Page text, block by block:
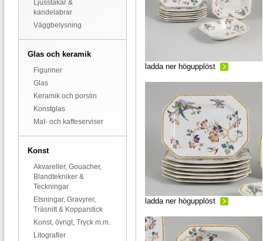
Ljusstakar &
kandelabrar
Väggbelysning
Glas och keramik
Figuriner
Glas
Keramik och porslin
Konstglas
Mat- och kaffeserviser
Konst
Akvareller, Gouacher,
Blandtekniker &
Teckningar
Etsningar, Gravyrer,
Träsnitt & Kopparstick
Konst, övrigt, Tryck m.m.
Litografier
ladda ner högupplöst
ladda ner högupplöst